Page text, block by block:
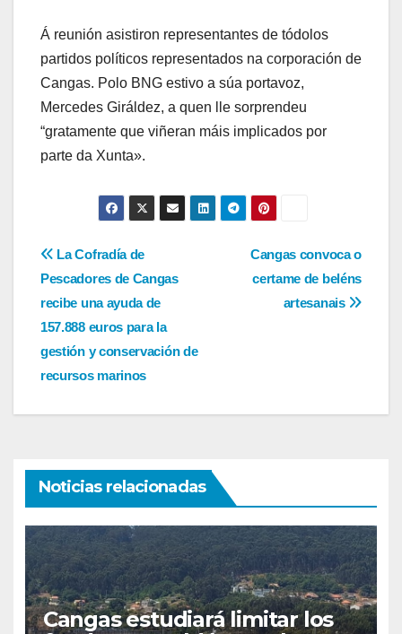
Á reunión asistiron representantes de tódolos
partidos políticos representados na corporación de
Cangas. Polo BNG estivo a súa portavoz,
Mercedes Giráldez, a quen lle sorprendeu
“gratamente que viñeran máis implicados por
parte da Xunta».
Navegación
de
entradas
Cangas convoca o
certame de beléns
artesanais
La Cofradía de
Pescadores de Cangas
recibe una ayuda de
157.888 euros para la
gestión y conservación de
recursos marinos
Noticias relacionadas
Cangas estudiará limitar los